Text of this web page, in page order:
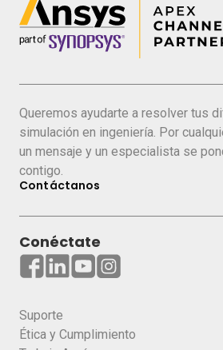
“Why Engineering
Your Smart Product’s
Internet of Things”.
INGRESAR AL
DEL E-BOOK.
COMPARTE ESTE E-BOOK
Queremos ayudarte a resolver tus
simulación en ingeniería. Por
un mensaje y un especialista se
contigo.
Contáctanos
Conéctate
Suporte
Ética y Cumplimiento